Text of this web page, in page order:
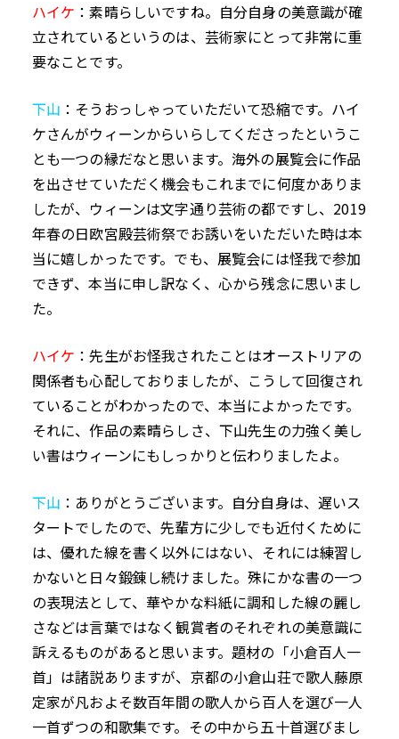
ハイケ ：素晴らしいですね。自分自身の美意識が確
立されているというのは、芸術家にとって非常に重
要なことです。
下山 ：そうおっしゃっていただいて恐縮です。ハイ
ケさんがウィーンからいらしてくださったというこ
とも一つの縁だなと思います。海外の展覧会に作品
を出させていただく機会もこれまでに何度かありま
したが、ウィーンは文字通り芸術の都ですし、2019
年春の日欧宮殿芸術祭でお誘いをいただいた時は本
当に嬉しかったです。でも、展覧会には怪我で参加
できず、本当に申し訳なく、心から残念に思いまし
た。
ハイケ ：先生がお怪我されたことはオーストリアの
関係者も心配しておりましたが、こうして回復され
ていることがわかったので、本当によかったです。
それに、作品の素晴らしさ、下山先生の力強く美し
い書はウィーンにもしっかりと伝わりましたよ。
下山 ：ありがとうございます。自分自身は、遅いス
タートでしたので、先輩方に少しでも近付くために
は、優れた線を書く以外にはない、それには練習し
かないと日々鍛錬し続けました。殊にかな書の一つ
の表現法として、華やかな料紙に調和した線の麗し
さなどは言葉ではなく観賞者のそれぞれの美意識に
訴えるものがあると思います。題材の「小倉百人一
首」は諸説ありますが、京都の小倉山荘で歌人藤原
定家が凡およそ数百年間の歌人から百人を選び一人
一首ずつの和歌集です。その中から五十首選びまし